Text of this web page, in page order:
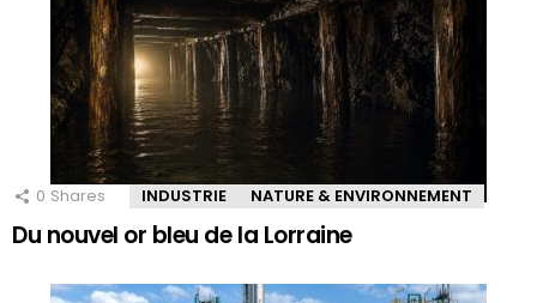
0 Shares INDUSTRIE NATURE & ENVIRONNEMENT
Du nouvel or bleu de la Lorraine